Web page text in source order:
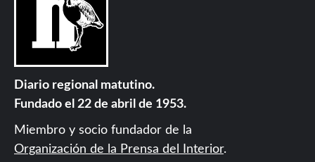
Diario regional matutino.
Fundado el 22 de abril de 1953.
Miembro y socio fundador de la
Organización de la Prensa del Interior.